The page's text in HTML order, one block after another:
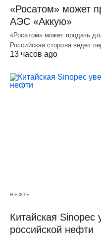
«Росатом» может
АЭС «Аккую»
«Росатом» может продать
Российская сторона ведет
13 часов ago
НЕФТЬ
Китайская Sinopec
российской нефти